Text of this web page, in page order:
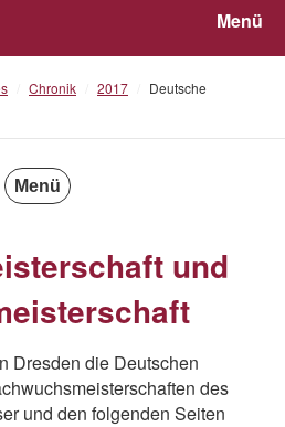
Menü
Chronik 2017
Deutsche
Menü
und
Dresden die Deutschen
des
und den folgenden Seiten